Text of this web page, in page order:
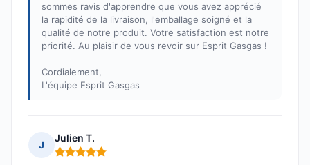
sommes ravis d'apprendre que vous avez apprécié
la rapidité de la livraison, l'emballage soigné et la
qualité de notre produit. Votre satisfaction est notre
priorité. Au plaisir de vous revoir sur Esprit Gasgas !
Cordialement,
L'équipe Esprit Gasgas
J
Julien T.
Note : 5 sur 5